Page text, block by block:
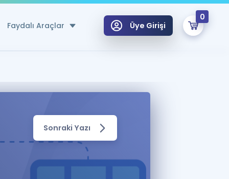
Faydalı Araçlar
Hesaplama Aracı
Üye Girişi
0
Sepetin Şu An Boş.
Hoca ile seni sınava hazırlayacak onlarca eğitim seni bekliyor!
Sonraki Yazı